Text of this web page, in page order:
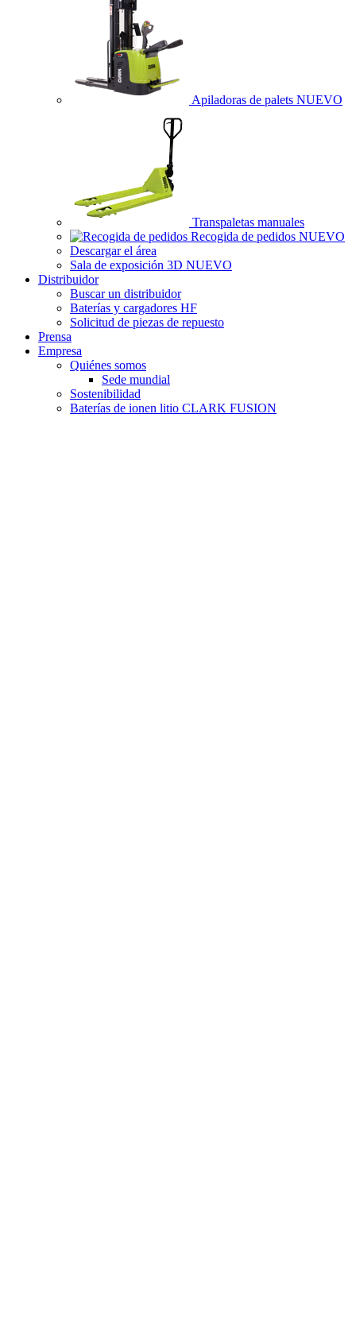
Apiladoras de palets NUEVO
Transpaletas manuales
Recogida de pedidos NUEVO
Descargar el área
Sala de exposición 3D NUEVO
Distribuidor
Buscar un distribuidor
Baterías y cargadores HF
Solicitud de piezas de repuesto
Prensa
Empresa
Quiénes somos
Sede mundial
Sostenibilidad
Baterías de ionen litio CLARK FUSION